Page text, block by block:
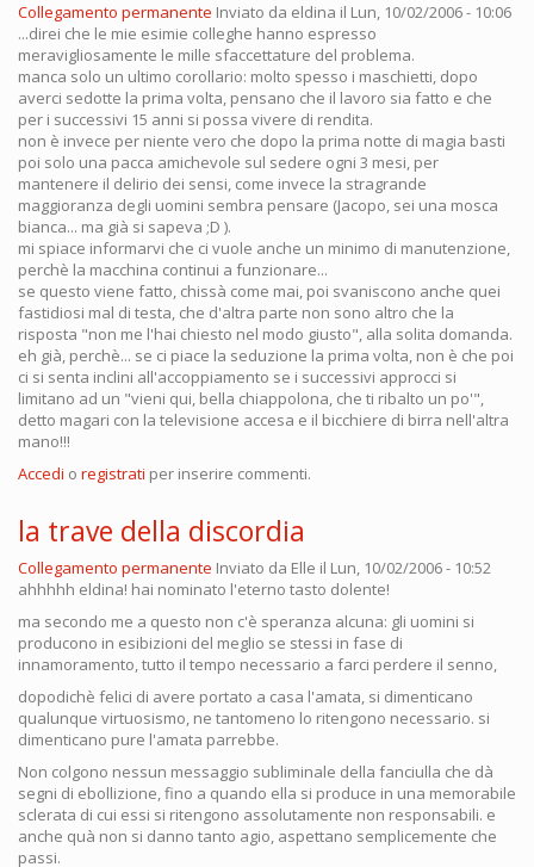
Collegamento permanente Inviato da eldina il Lun, 10/02/2006 - 10:06
...direi che le mie esimie colleghe hanno espresso
meravigliosamente le mille sfaccettature del problema.
manca solo un ultimo corollario: molto spesso i maschietti, dopo
averci sedotte la prima volta, pensano che il lavoro sia fatto e che
per i successivi 15 anni si possa vivere di rendita.
non è invece per niente vero che dopo la prima notte di magia basti
poi solo una pacca amichevole sul sedere ogni 3 mesi, per
mantenere il delirio dei sensi, come invece la stragrande
maggioranza degli uomini sembra pensare (Jacopo, sei una mosca
bianca... ma già si sapeva ;D ).
mi spiace informarvi che ci vuole anche un minimo di manutenzione,
perchè la macchina continui a funzionare...
se questo viene fatto, chissà come mai, poi svaniscono anche quei
fastidiosi mal di testa, che d'altra parte non sono altro che la
risposta "non me l'hai chiesto nel modo giusto", alla solita domanda.
eh già, perchè... se ci piace la seduzione la prima volta, non è che poi
ci si senta inclini all'accoppiamento se i successivi approcci si
limitano ad un "vieni qui, bella chiappolona, che ti ribalto un po'",
detto magari con la televisione accesa e il bicchiere di birra nell'altra
mano!!!
Accedi o registrati per inserire commenti.
la trave della discordia
Collegamento permanente Inviato da Elle il Lun, 10/02/2006 - 10:52
ahhhhh eldina! hai nominato l'eterno tasto dolente!
ma secondo me a questo non c'è speranza alcuna: gli uomini si
producono in esibizioni del meglio se stessi in fase di
innamoramento, tutto il tempo necessario a farci perdere il senno,
dopodichè felici di avere portato a casa l'amata, si dimenticano
qualunque virtuosismo, ne tantomeno lo ritengono necessario. si
dimenticano pure l'amata parrebbe.
Non colgono nessun messaggio subliminale della fanciulla che dà
segni di ebollizione, fino a quando ella si produce in una memorabile
sclerata di cui essi si ritengono assolutamente non responsabili. e
anche quà non si danno tanto agio, aspettano semplicemente che
passi.